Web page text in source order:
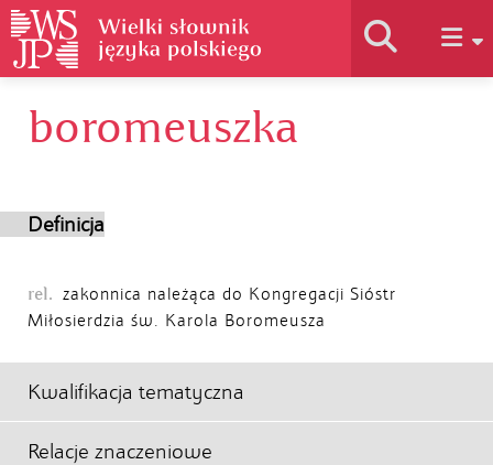
Historia słownika
boromeuszka
Definicja
rel. zakonnica należąca do Kongregacji Sióstr
Miłosierdzia św. Karola Boromeusza
Kwalifikacja tematyczna
Relacje znaczeniowe